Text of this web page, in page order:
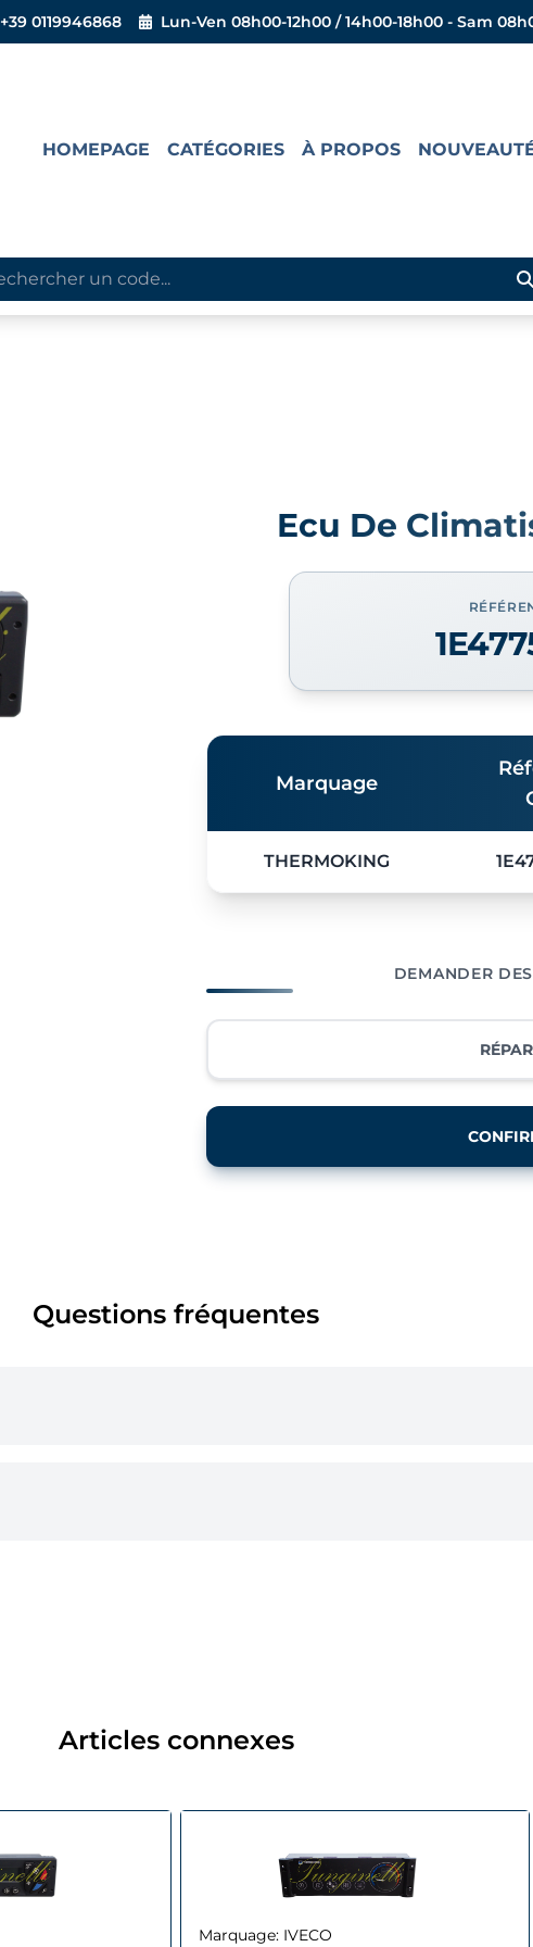
+39 0119946868 Lun-Ven 08h00-12h00 / 14h00-18h00 - Sam
HOMEPAGE CATÉGORIES À PROPOS
Ecu De
Marquage
THERMOKING
DEMANDER
Questions fréquentes
Articles connexes
Marquage: IVECO